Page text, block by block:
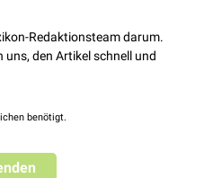
Redaktionsteam darum.
uns, den Artikel schnell und
benötigt.